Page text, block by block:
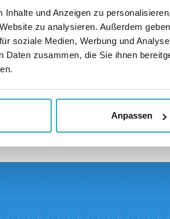
Inhalte und Anzeigen zu
zu analysieren. Außerdem
soziale Medien, Werbung und
Daten zusammen, die Sie ihnen
Anpassen
Touchscreens?
über den VVV Winterswijk
Prestop auf. Tel:+31(0)0499-